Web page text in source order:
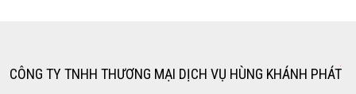
CÔNG TY TNHH THƯƠNG MẠI DỊCH VỤ HÙNG KHÁNH PHÁT